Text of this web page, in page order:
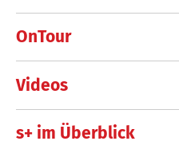
OnTour
Videos
s+ im Überblick